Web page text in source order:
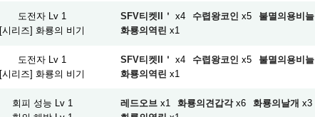
도전자 Lv 1
[시리즈] 화룡의 비기
SFV티켓II＇ x4 수렵왕코인 x5 불멸의용비늘
화룡의역린 x1
도전자 Lv 1
[시리즈] 화룡의 비기
SFV티켓II＇ x4 수렵왕코인 x5 불멸의용비늘
화룡의역린 x1
회피 성능 Lv 1
레드오브 x1 화룡의견갑각x6 화룡의날개 x3